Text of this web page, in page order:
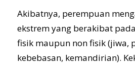
Akibatnya, perempuan
ekstrem yang berakibat
fisik maupun non fisik (jiwa,
kebebasan, kemandirian).